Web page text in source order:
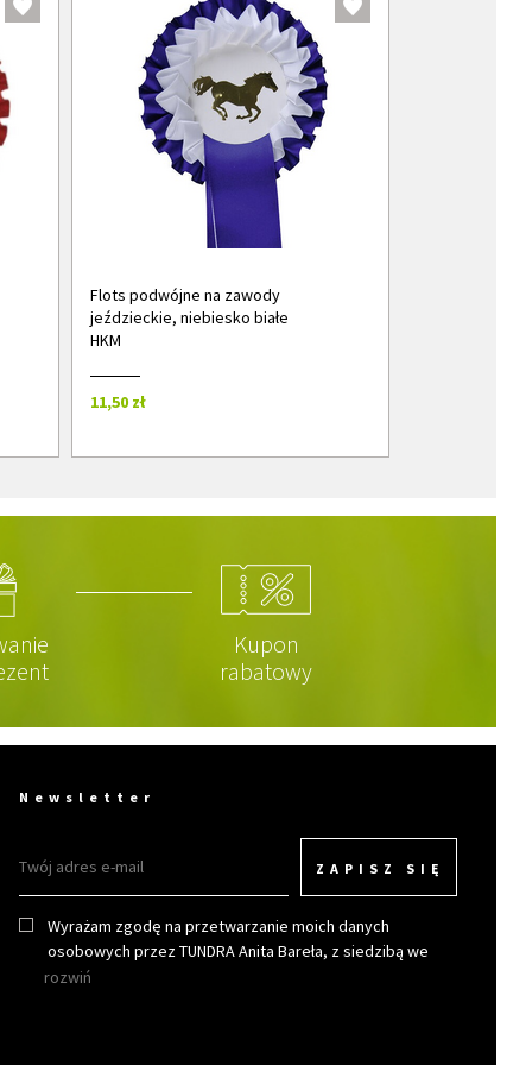
Flots podwójne na zawody
jeździeckie, niebiesko białe
HKM
11,50 zł
Kupon
rabatowy
Newsletter
ZAPISZ SIĘ
Wyrażam zgodę na przetwarzanie moich danych
osobowych przez TUNDRA Anita Bareła, z siedzibą we
Wrocławiu w celu otrzymywania newslettera.
rozwiń